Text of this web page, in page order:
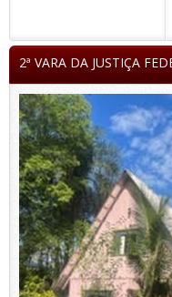
2ª VARA DA JUSTIÇA